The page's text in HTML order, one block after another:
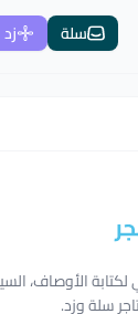
سلة زد
الأوصاف،
سلة وزد.